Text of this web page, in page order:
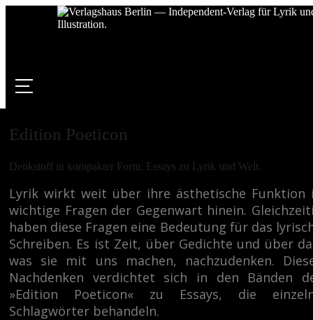
0
Ihr Einkaufswagen ist leer. Stöbern Sie doch ein wenig in unserem
Edition Poeticon
Denkstoff in kompakter Form: Essays zu Lyrik und Welt.
Lyrik wirkt weit über ihre ästhetische Funktion
wichtige Fragen der Gegenwart hinein.
haben diese Fragen eine Bedeutung für das
Schreiben. Es ist Zeit, über Gedichte und über
was sie mit uns machen, nachzudenken.
Nachdenken verdichtet sich in den Bänden
»Edition Poeticon« zu Essays, die
Schlagwörter behandeln.